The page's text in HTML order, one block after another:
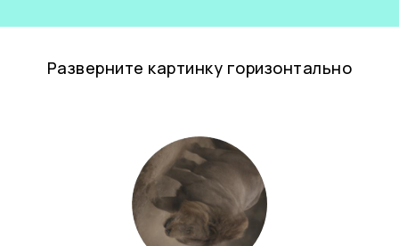
Разверните картинку горизонтально